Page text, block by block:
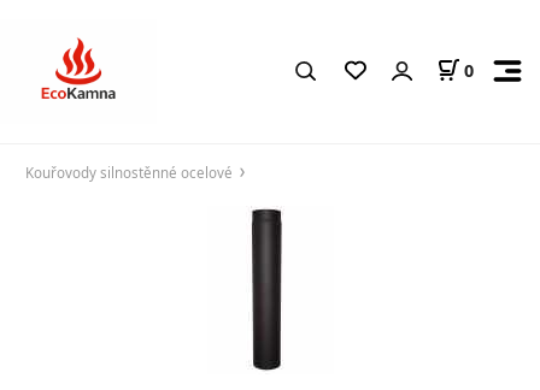
0
Kouřovody silnostěnné ocelové